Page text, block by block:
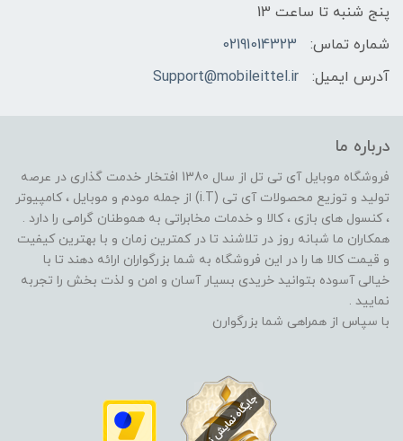
پنج شنبه تا ساعت 13
شماره تماس:
02191014323
آدرس ایمیل:
Support@mobileittel.ir
درباره ما
فروشگاه موبایل آی تی تل از سال 1380 افتخار خدمت گذاری در عرصه
تولید و توزیع محصولات آی تی (i.T) از جمله مودم و موبایل ، کامپیوتر
، کنسول های بازی ، کالا و خدمات مخابراتی به هموطنان گرامی را دارد .
همکاران ما شبانه روز در تلاشند تا در کمترین زمان و با بهترین کیفیت
و قیمت کالا ها را در این فروشگاه به شما بزرگواران ارائه دهند تا با
خیالی آسوده بتوانید خریدی بسیار آسان و امن و لذت بخش را تجربه
نمایید .
با سپاس از همراهی شما بزرگوارن